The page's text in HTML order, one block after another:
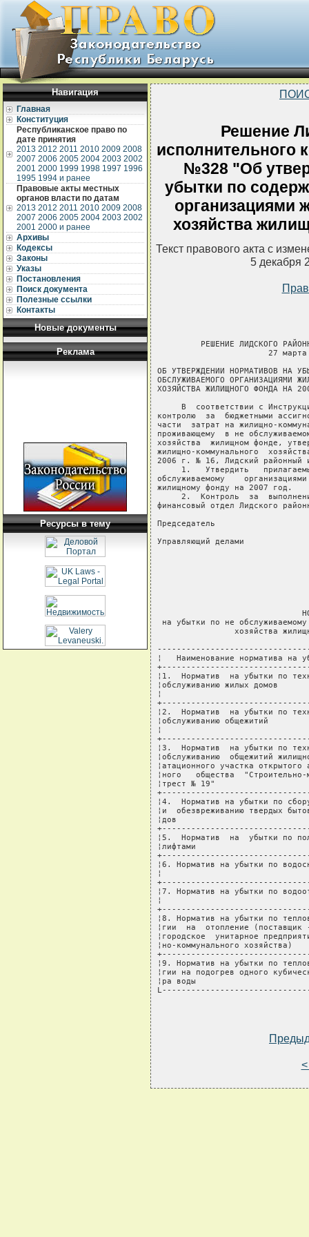
Навигация
Главная
Конституция
Республиканское право по
дате принятия
2013 2012 2011 2010 2009 2008
2007 2006 2005 2004 2003 2002
2001 2000 1999 1998 1997 1996
1995 1994 и ранее
Правовые акты местных
органов власти по датам
2013 2012 2011 2010 2009 2008
2007 2006 2005 2004 2003 2002
2001 2000 и ранее
Архивы
Кодексы
Законы
Указы
Постановления
Поиск документа
Полезные ссылки
Контакты
Новые документы
Реклама
Ресурсы в тему
Решение
исполнительного
№328 "Об
убытки по
организациями
хозяйства
Текст правового акта с
5 декабря
РЕШЕНИЕ ЛИДСКОГО
27
ОБ УТВЕРЖДЕНИИ НОРМАТИВОВ НА
ОБСЛУЖИВАЕМОГО ОРГАНИЗАЦИЯМИ
ХОЗЯЙСТВА ЖИЛИЩНОГО ФОНДА НА
В  соответствии с
контролю  за  бюджетными
части  затрат на жилищно-
проживающему  в не
хозяйства  жилищном фонде,
жилищно-коммунального
2006 г. № 16, Лидский районный
1.   Утвердить
обслуживаемому
жилищному фонду на 2007 год.
2.  Контроль  за
финансовый отдел Лидского
Председатель
Управляющий делами
на убытки по не
хозяйства
¦   Наименование
¦1.  Норматив  на убытки по
¦обслуживанию жилых домов
¦
¦2.  Норматив  на убытки по
¦обслуживанию общежитий
¦
¦3.  Норматив  на убытки по
¦обслуживанию  общежитий
¦атационного участка
¦ного   общества
¦трест № 19"
¦4.  Норматив на убытки по
¦и  обезвреживанию
¦дов
¦5.  Норматив  на  убытки по
¦лифтами
¦6. Норматив на убытки по
¦
¦7. Норматив на убытки по
¦
¦8. Норматив на убытки по
¦гии  на  отопление (поставщик
¦городское  унитарное
¦но-коммунального
¦9. Норматив на убытки по
¦гии на подогрев одного
¦ра воды